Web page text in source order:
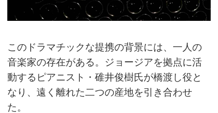
このドラマチックな提携の背景には、一人の
音楽家の存在がある。ジョージアを拠点に活
動するピアニスト・碓井俊樹氏が橋渡し役と
なり、遠く離れた二つの産地を引き合わせ
た。